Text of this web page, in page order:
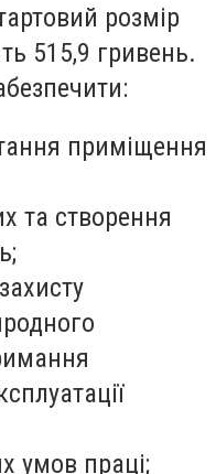
розмір
515,9 гривень.
приміщення
та створення
умов праці;